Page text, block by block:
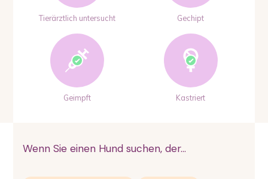
Tierärztlich untersucht Gechipt
Geimpft Kastriert
Wenn Sie einen Hund suchen, der...